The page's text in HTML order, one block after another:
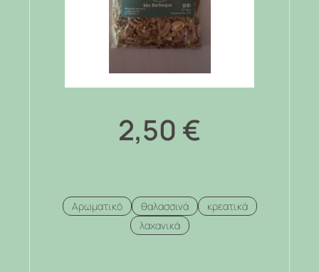
2,50 €
Αρωματικό θαλασσινά
κρεατικά
λαχανικά